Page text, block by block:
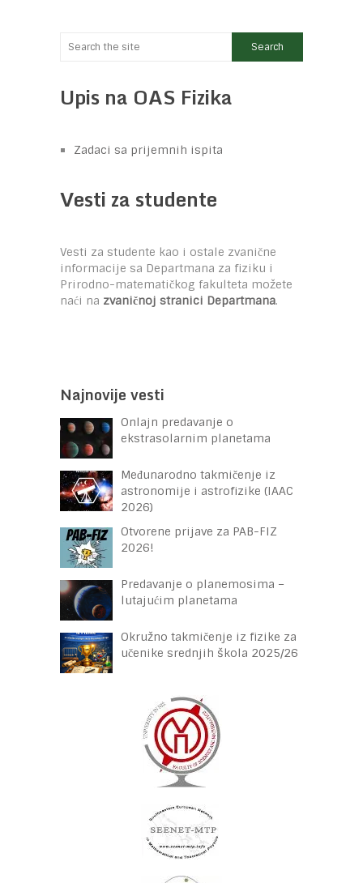
Upis na OAS Fizika
Zadaci sa prijemnih ispita
Vesti za studente
Vesti za studente kao i ostale zvanične
informacije sa Departmana za fiziku i
Prirodno-matematičkog fakulteta možete
naći na zvaničnoj stranici Departmana.
Najnovije vesti
Onlajn predavanje o
ekstrasolarnim planetama
Međunarodno takmičenje iz
astronomije i astrofizike (IAAC
2026)
Otvorene prijave za PAB-FIZ
2026!
Predavanje o planemosima –
lutajućim planetama
Okružno takmičenje iz fizike za
učenike srednjih škola 2025/26